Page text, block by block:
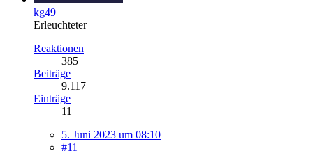
kg49
Erleuchteter
Reaktionen
385
Beiträge
9.117
Einträge
11
5. Juni 2023 um 08:10
#11